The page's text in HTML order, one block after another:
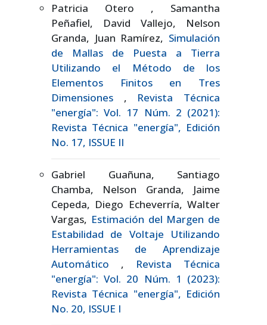
Patricia Otero , Samantha
Peñafiel, David Vallejo, Nelson
Granda, Juan Ramírez, Simulación
de Mallas de Puesta a Tierra
Utilizando el Método de los
Elementos Finitos en Tres
Dimensiones , Revista Técnica
"energía": Vol. 17 Núm. 2 (2021):
Revista Técnica "energía", Edición
No. 17, ISSUE II
Gabriel Guañuna, Santiago
Chamba, Nelson Granda, Jaime
Cepeda, Diego Echeverría, Walter
Vargas, Estimación del Margen de
Estabilidad de Voltaje Utilizando
Herramientas de Aprendizaje
Automático , Revista Técnica
"energía": Vol. 20 Núm. 1 (2023):
Revista Técnica "energía", Edición
No. 20, ISSUE I